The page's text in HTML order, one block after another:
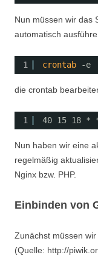
Nun müssen wir das
automatisch
1 crontab -e
die crontab
1 40 15 18 *
Nun haben wir eine
regelmäßig
Nginx bzw. PHP.
Einbinden von
Zunächst müssen
(Quelle: http://